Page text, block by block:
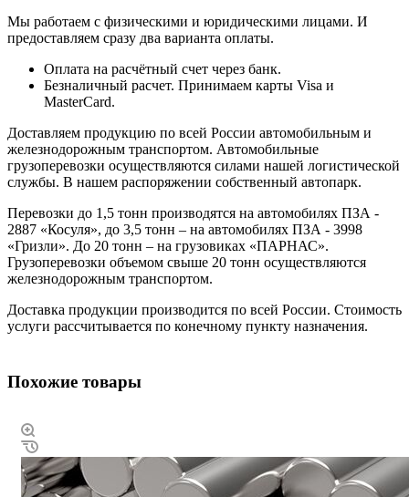
Мы работаем с физическими и юридическими лицами. И
предоставляем сразу два варианта оплаты.
Оплата на расчётный счет через банк.
Безналичный расчет. Принимаем карты Visa и
MasterCard.
Доставляем продукцию по всей России автомобильным и
железнодорожным транспортом. Автомобильные
грузоперевозки осуществляются силами нашей логистической
службы. В нашем распоряжении собственный автопарк.
Перевозки до 1,5 тонн производятся на автомобилях ПЗА -
2887 «Косуля», до 3,5 тонн – на автомобилях ПЗА - 3998
«Гризли». До 20 тонн – на грузовиках «ПАРНАС».
Грузоперевозки объемом свыше 20 тонн осуществляются
железнодорожным транспортом.
Доставка продукции производится по всей России. Стоимость
услуги рассчитывается по конечному пункту назначения.
Похожие товары